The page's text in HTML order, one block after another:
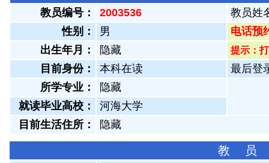
教员编号： 2003536
教员姓
性别：
男
电话预
出生年月：
隐藏 提示：
目前身份： 本科在读
最后登
所学专业：
隐藏
就读毕业高校：
河海大学
目前生活住所：
隐藏
教 员